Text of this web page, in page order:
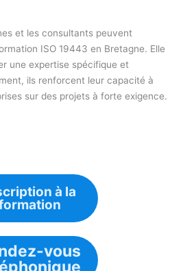
et les consultants peuvent
ISO 19443 en Bretagne. Elle
une expertise spécifique et
ils renforcent leur capacité à
sur des projets à forte exigence.
à la
vous